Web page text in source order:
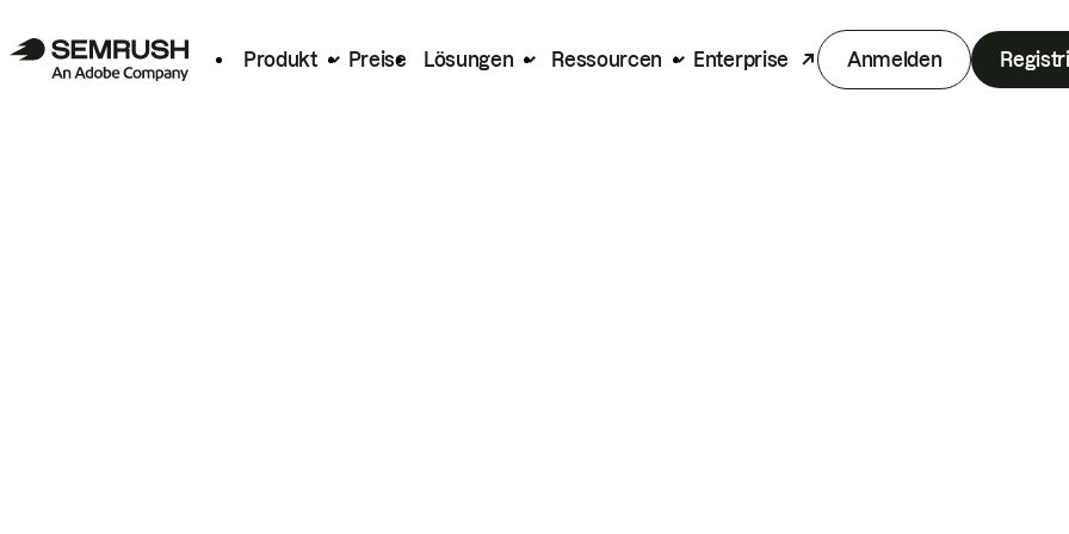
Produkt Preise Lösungen Ressourcen Enterprise Anmelden